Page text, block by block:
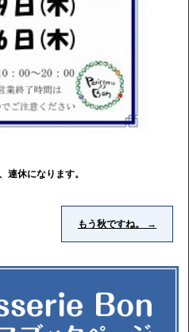
連休になります。
もう秋ですね。 →